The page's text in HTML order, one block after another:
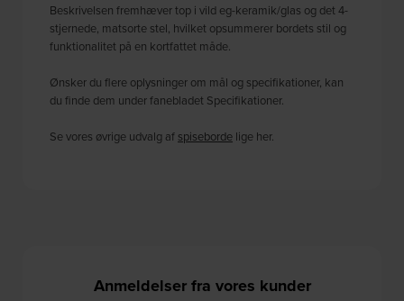
Beskrivelsen fremhæver top i vild eg-keramik/glas og det 4-
stjernede, matsorte stel, hvilket opsummerer bordets stil og
funktionalitet på en kortfattet måde.
Ønsker du flere oplysninger om mål og specifikationer, kan
du finde dem under fanebladet Specifikationer.
Se vores øvrige udvalg af spiseborde lige her.
Anmeldelser fra vores kunder